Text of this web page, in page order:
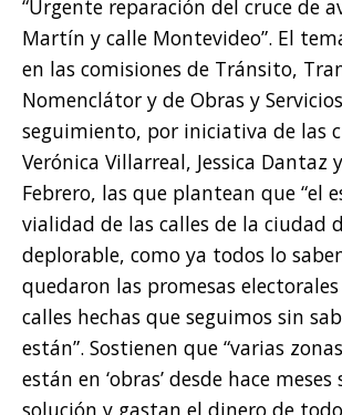
“Urgente reparación del cruce de
Martín y calle Montevideo”. El
en las comisiones de Tránsito,
Nomenclátor y de Obras y
seguimiento, por iniciativa de las
Verónica Villarreal, Jessica Dantaz
Febrero, las que plantean que “el
vialidad de las calles de la ciudad
deplorable, como ya todos lo
quedaron las promesas
calles hechas que seguimos sin
están”. Sostienen que “varias
están en ‘obras’ desde hace
solución y gastan el dinero de